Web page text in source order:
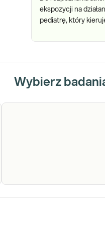
ekspozycji na
pediatrę, który
Wybierz
PAPP-A,
PAPP-A w